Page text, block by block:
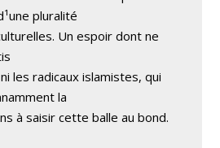
pluralité
Un espoir dont ne
les radicaux islamistes, qui
la
à saisir cette balle au bond.